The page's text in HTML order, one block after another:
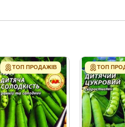
ТОП ПРОДАЖІВ ТОП